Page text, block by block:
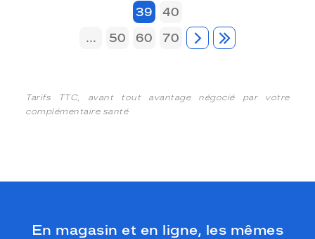
39
40
...
50 60 70
Tarifs TTC, avant tout avantage négocié par votre
complémentaire santé
En magasin et en ligne, les mêmes